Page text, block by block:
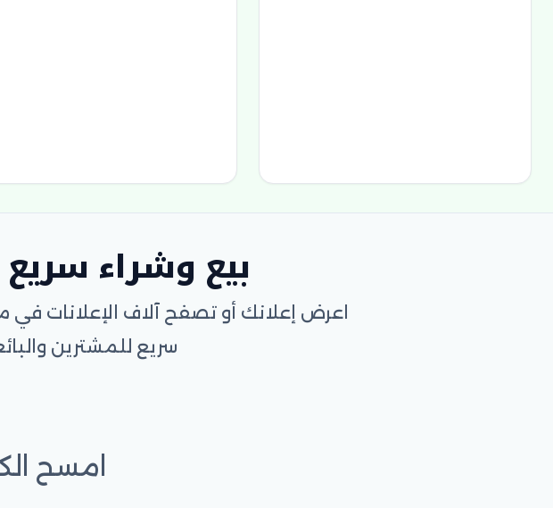
بيع وشراء
اعرض إعلانك أو تصفح آلاف الإعلانات في
سريع للمشترين
امسح